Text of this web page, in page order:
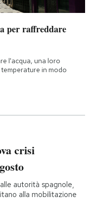
per raffreddare
l'acqua, una loro
in modo
crisi
autorità spagnole,
alla mobilitazione